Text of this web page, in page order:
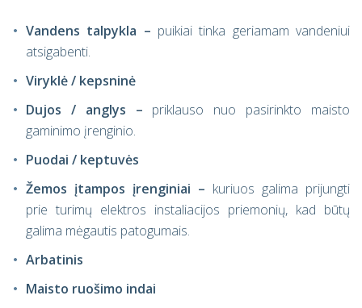
Vandens talpykla – puikiai tinka geriamam vandeniui
atsigabenti.
Viryklė / kepsninė
Dujos / anglys – priklauso nuo pasirinkto maisto
gaminimo įrenginio.
Puodai / keptuvės
Žemos įtampos įrenginiai – kuriuos galima prijungti
prie turimų elektros instaliacijos priemonių, kad būtų
galima mėgautis patogumais.
Arbatinis
Maisto ruošimo indai